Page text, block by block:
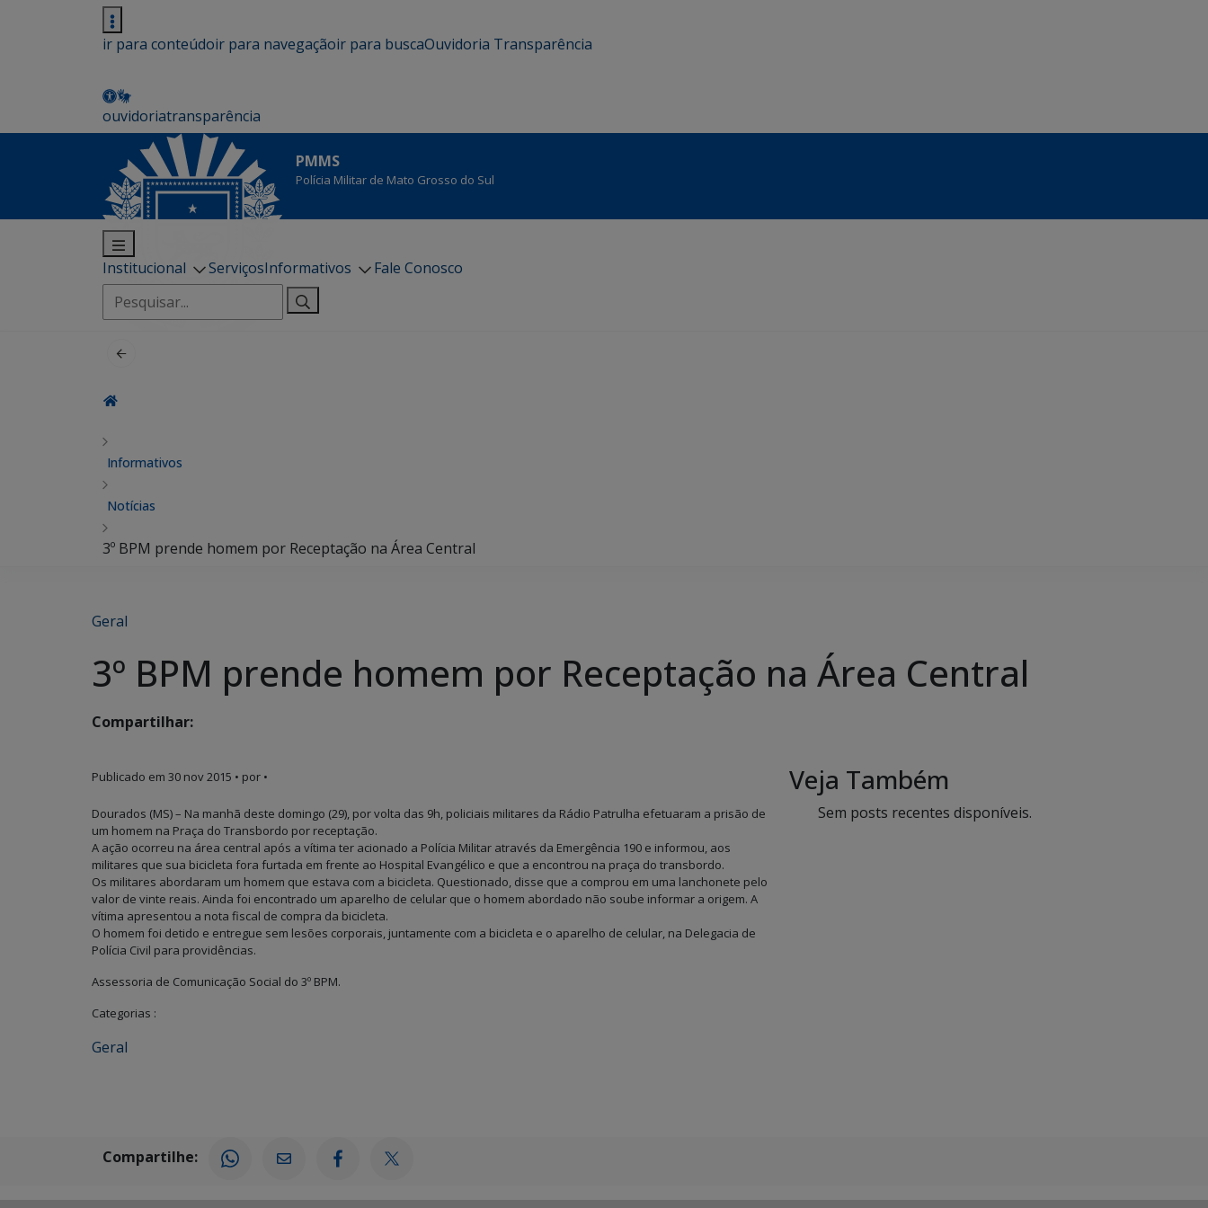
ir para conteúdoir para navegaçãoir para buscaOuvidoria Transparência
ouvidoriatransparência
PMMS
Polícia Militar de Mato Grosso do Sul
Institucional ServiçosInformativos
Fale Conosco
Pesquisar
por:
Informativos
Notícias
3º BPM prende homem por Receptação na Área Central
Geral
3º BPM prende homem por Receptação na Área Central
Compartilhar:
Publicado em 30 nov 2015 • por •
Dourados (MS) – Na manhã deste domingo (29), por volta das 9h, policiais militares da Rádio Patrulha efetuaram a prisão de
um homem na Praça do Transbordo por receptação.
A ação ocorreu na área central após a vítima ter acionado a Polícia Militar através da Emergência 190 e informou, aos
militares que sua bicicleta fora furtada em frente ao Hospital Evangélico e que a encontrou na praça do transbordo.
Os militares abordaram um homem que estava com a bicicleta. Questionado, disse que a comprou em uma lanchonete pelo
valor de vinte reais. Ainda foi encontrado um aparelho de celular que o homem abordado não soube informar a origem. A
vítima apresentou a nota fiscal de compra da bicicleta.
O homem foi detido e entregue sem lesões corporais, juntamente com a bicicleta e o aparelho de celular, na Delegacia de
Polícia Civil para providências.
Assessoria de Comunicação Social do 3º BPM.
Categorias :
Geral
Veja Também
Sem posts recentes disponíveis.
Compartilhe: